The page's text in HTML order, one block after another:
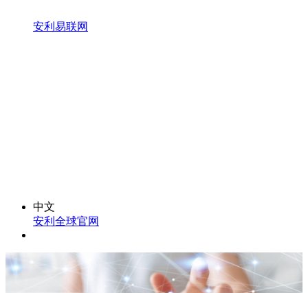
安利易联网
中文
安利全球官网